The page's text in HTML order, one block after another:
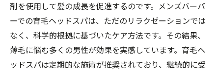
剤を使用して髪の成長を促進するのです。メンズバーバ
ーでの育毛ヘッドスパは、ただのリラクゼーションでは
なく、科学的根拠に基づいたケア方法です。その結果、
薄毛に悩む多くの男性が効果を実感しています。育毛ヘ
ッドスパは定期的な施術が推奨されており、継続的に受